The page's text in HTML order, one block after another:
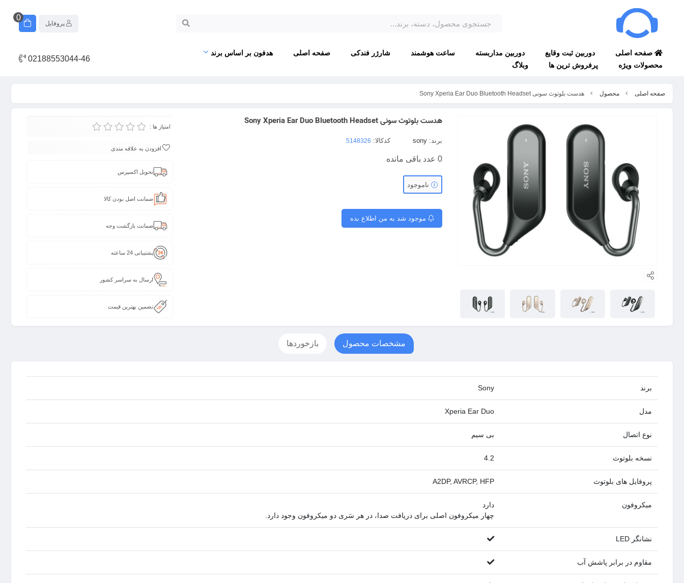
0
صفحه اصلی دوربین ثبت وقایع دوربین مداربسته ساعت هوشمند شارژر فندکی صفحه اصلی
هدفون بر اساس برند
محصولات ویژه
پرفروش ترین ها وبلاگ
02188553044-46
صفحه اصلی محصول هدست بلوتوث سونی Sony Xperia Ear Duo Bluetooth Headset
هدست بلوتوث سونی Sony Xperia Ear Duo Bluetooth Headset
برند:sony کدکالا:
0 عدد باقی مانده
ناموجود
موجود شد به من اطلاع بده
امتیاز ها :
افزودن به علاقه مندی
تحویل اکسپرس
ضمانت اصل بودن کالا
ضمانت بازگشت وجه
پشتیبانی 24 ساعته
ارسال به سراسر کشور
تضمین بهترین قیمت
مشخصات محصول بازخوردها
برند Sony
مدل Xperia Ear Duo
نوع اتصال بی سیم
نسخه بلوتوث 4.2
پروفایل های بلوتوث A2DP, AVRCP, HFP
میکروفون
دارد
چهار میکروفون اصلی برای دریافت صدا، در هر سَری دو میکروفون وجود دارد.
نشانگر LED
مقاوم در برابر پاشش آب